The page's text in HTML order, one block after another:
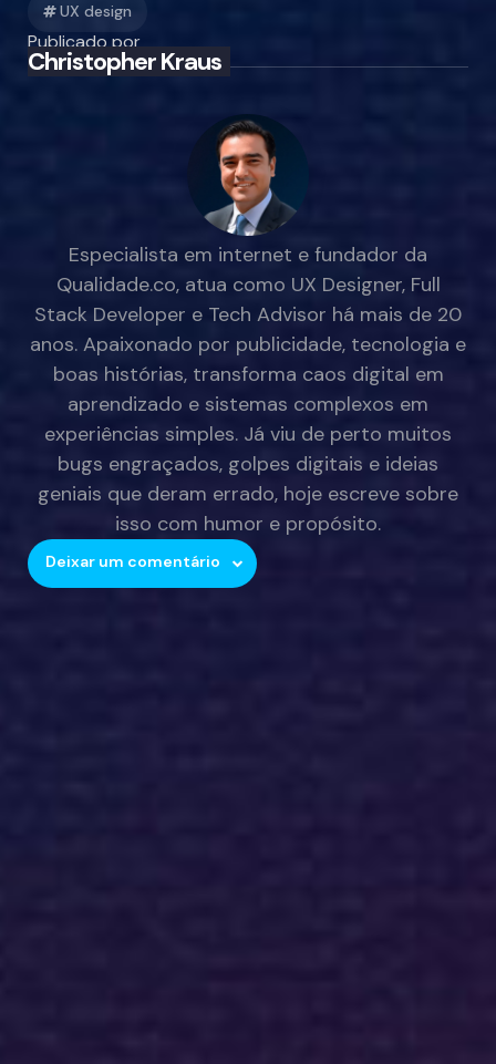
UX design
Publicado por
Christopher Kraus
Especialista em internet e fundador da
Qualidade.co, atua como UX Designer, Full
Stack Developer e Tech Advisor há mais de 20
anos. Apaixonado por publicidade, tecnologia e
boas histórias, transforma caos digital em
aprendizado e sistemas complexos em
experiências simples. Já viu de perto muitos
bugs engraçados, golpes digitais e ideias
geniais que deram errado, hoje escreve sobre
isso com humor e propósito.
Deixar um comentário